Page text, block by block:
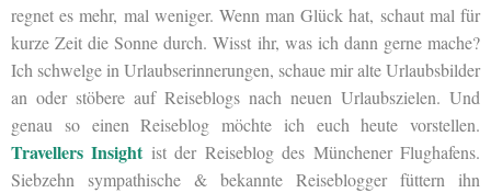
regnet es mehr, mal weniger. Wenn man Glück hat, schaut mal für
kurze Zeit die Sonne durch. Wisst ihr, was ich dann gerne mache?
Ich schwelge in Urlaubserinnerungen, schaue mir alte Urlaubsbilder
an oder stöbere auf Reiseblogs nach neuen Urlaubszielen. Und
genau so einen Reiseblog möchte ich euch heute vorstellen.
Travellers Insightist der Reiseblog des Münchener Flughafens.
Siebzehn sympathische & bekannte Reiseblogger füttern ihn